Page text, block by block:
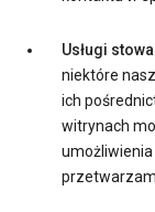
Usługi
niektóre
ich
witrynach
umożliwienia